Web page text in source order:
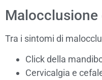
Tra i sintomi di
Click della
Cervicalgia e